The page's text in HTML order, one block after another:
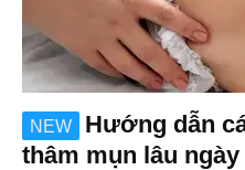
NEW
Hướng dẫn
thâm mụn lâu ngày